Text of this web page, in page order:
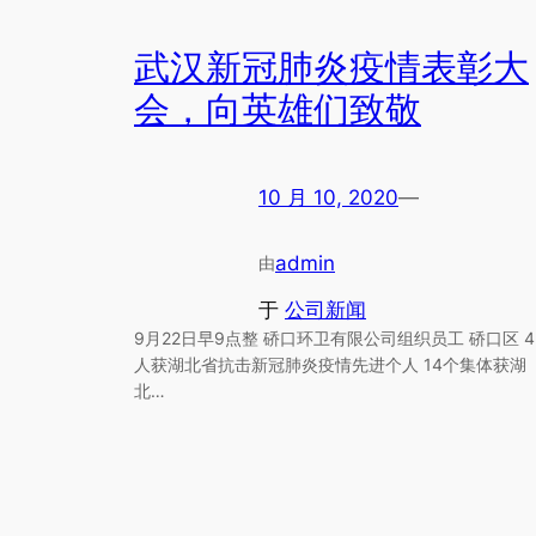
武汉新冠肺炎疫情表彰大
会，向英雄们致敬
10 月 10, 2020—
由admin
于 公司新闻
9月22日早9点整 硚口环卫有限公司组织员工 硚口区
人获湖北省抗击新冠肺炎疫情先进个人 14个集体获湖
北…